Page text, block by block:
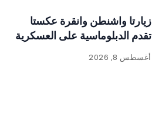
زيارتا واشنطن وانقرة عكستا
تقدم الدبلوماسية على العسكرية
أغسطس 8, 2026